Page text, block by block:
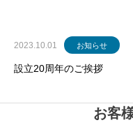
2023.10.01 お知らせ
設立20周年のご挨拶
お客